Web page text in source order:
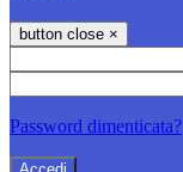
button close ×
Password dimenticata?